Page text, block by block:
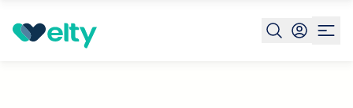
Prenota visita Modena